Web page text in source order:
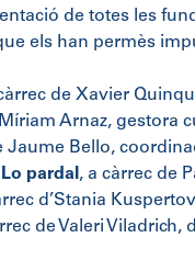
de totes les
els han permès
de Xavier
Arnaz, gestora
Jaume Bello,
pardal , a càrrec de
d’Stania
de Valeri Viladrich,